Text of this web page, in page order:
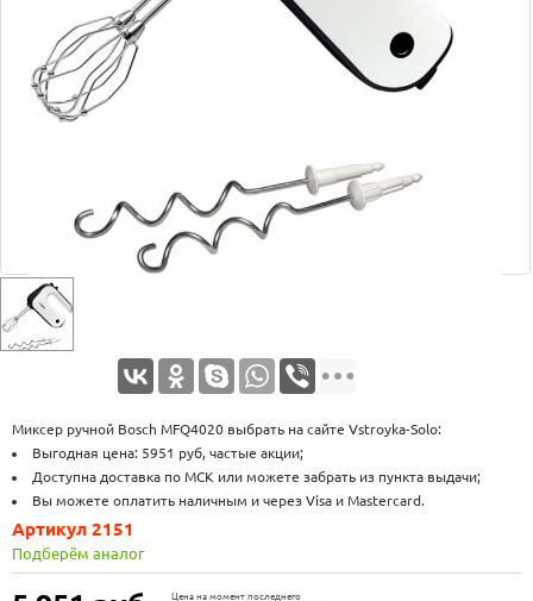
Возврат
обмен
Миксер ручной Bosch MFQ4020 выбрать на сайте Vstroyka-Solo:
Выгодная цена: 5951 руб, частые акции;
Доступна доставка по МСК или можете забрать из пункта выдачи;
Вы можете оплатить наличным и через Visa и Mastercard.
Цена на момент последнего
Артикул 2151
Подберём аналог